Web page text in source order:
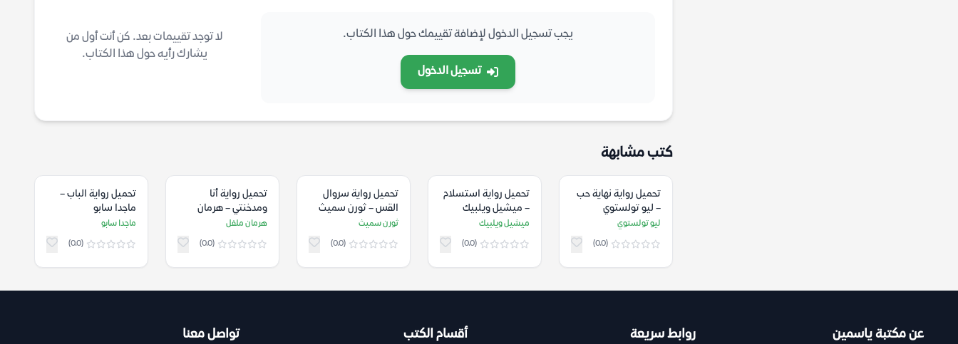
يجب تسجيل الدخول لإضافة تقييمك حول هذا الكتاب.
تسجيل الدخول
لا توجد تقييمات بعد. كن أنت أول من
يشارك رأيه حول هذا الكتاب.
كتب مشابهة
تحميل رواية نهاية حب
– ليو تولستوي
ليو تولستوي
(0.0)
تحميل رواية استسلام
– ميشيل ويلبيك
ميشيل ويلبيك
(0.0)
تحميل رواية سروال
القس – ثورن سميث
ثورن سميث
(0.0)
تحميل رواية أنا
ومدخنتي – هرمان
ملفل
هرمان ملفل
(0.0)
تحميل رواية الباب –
ماجدا سابو
ماجدا سابو
(0.0)
عن مكتبة ياسمين روابط سريعة أقسام الكتب تواصل معنا